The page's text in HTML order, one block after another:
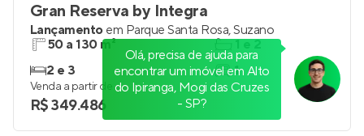
Gran Reserva by Integra
Lançamento em Parque Santa Rosa,Suzano
50 a 130 m²
2 e 3
1
Venda a partir de
R$ 349.486
Olá, precisa de ajuda para
encontrar um imóvel em Alto
do Ipiranga, Mogi das Cruzes
- SP?